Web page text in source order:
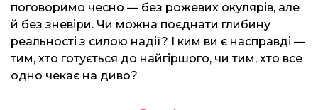
поговоримо чесно — без рожевих окулярів, але
й без зневіри. Чи можна поєднати глибину
реальності з силою надії? І ким ви є насправді —
тим, хто готується до найгіршого, чи тим, хто все
одно чекає на диво?